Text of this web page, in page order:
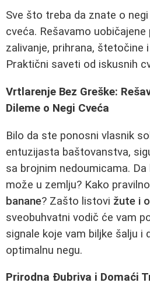
Sve što treba da znate o
cveća. Rešavamo
zalivanje, prihrana, štetočine
Praktični saveti od iskusnih
Vrtlarenje Bez Greške:
Dileme o Negi Cveća
Bilo da ste ponosni vlasnik
entuzijasta baštovanstva,
sa brojnim nedoumicama. Da
može u zemlju? Kako
banane? Zašto listovi žute i
sveobuhvatni vodič će vam
signale koje vam biljke šalju i
optimalnu negu.
Prirodna Đubriva i Domaći